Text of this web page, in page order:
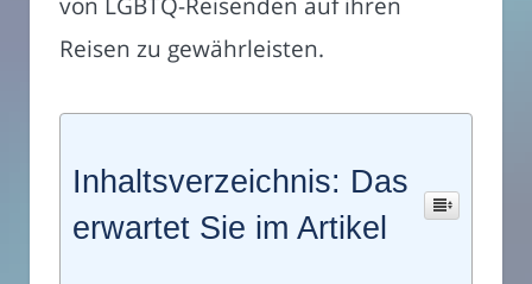
Reisen zu gewährleisten.
Inhaltsverzeichnis: Das
erwartet Sie im Artikel